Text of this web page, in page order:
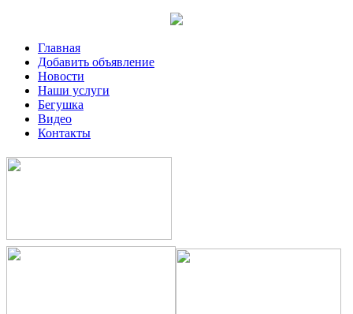
Главная
Добавить объявление
Новости
Наши услуги
Бегушка
Видео
Контакты